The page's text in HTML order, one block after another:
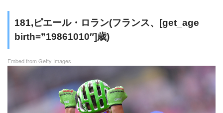
181,ピエール・ロラン(フランス、[get_age
birth=”19861010″]歳)
Embed from Getty Images